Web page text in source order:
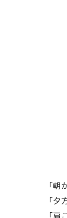
「朝
「
「